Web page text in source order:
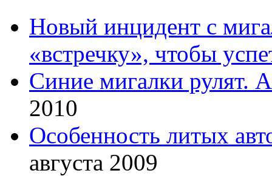
Новый инцидент с
«встречку», чтобы
Синие мигалки рулят.
2010
Особенность литых
августа 2009